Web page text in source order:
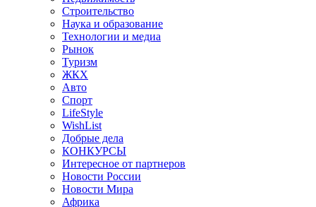
Строительство
Наука и образование
Технологии и медиа
Рынок
Туризм
ЖКХ
Авто
Спорт
LifeStyle
WishList
Добрые дела
КОНКУРСЫ
Интересное от партнеров
Новости России
Новости Мира
Африка